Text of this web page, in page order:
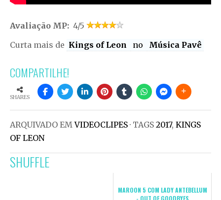
Avaliação MP: 4/5
Curta mais de Kings of Leon no Música Pavê
COMPARTILHE!
SHARES
ARQUIVADO EMVIDEOCLIPES · TAGS 2017, KINGS
OF LEON
SHUFFLE
MAROON 5 COM LADY ANTEBELLUM